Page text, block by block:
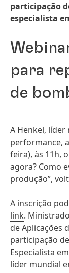
participação
especialista
para
de
A Henkel, líder
performance,
feira), às 11h,
agora? Como
produção”,
A inscrição
link.
de Aplicações
participação
Especialista
líder mundial